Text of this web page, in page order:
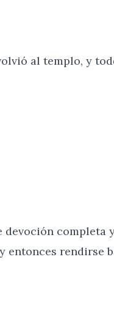
al templo, y
devoción completa
entonces rendirse